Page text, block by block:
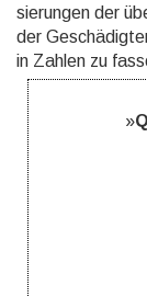
sierungen der
der
in Zahlen zu
»